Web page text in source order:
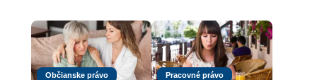
Občianske právo Pracovné právo